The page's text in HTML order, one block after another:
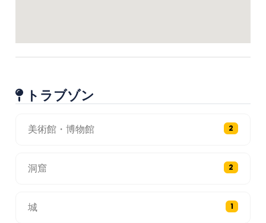
トラブゾン
美術館・博物館 2
洞窟 2
城 1